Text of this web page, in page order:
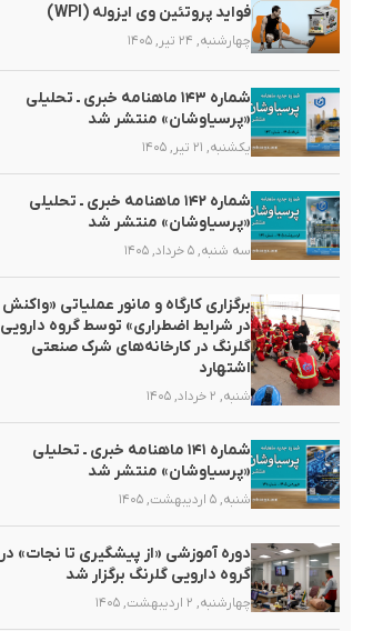
فواید پروتئین وی ایزوله (WPI)
چهارشنبه, ۲۴ تیر, ۱۴۰۵
شماره ۱۴۳ ماهنامه خبری ـ تحلیلی
«پرسیاوشان» منتشر شد
یکشنبه, ۲۱ تیر, ۱۴۰۵
شماره ۱۴۲ ماهنامه خبری ـ تحلیلی
«پرسیاوشان» منتشر شد
سه شنبه, ۵ خرداد, ۱۴۰۵
برگزاری کارگاه و مانور عملیاتی «واکنش
در شرایط اضطراری» توسط گروه دارویی
گلرنگ در کارخانه‌های شرک صنعتی
اشتهارد
شنبه, ۲ خرداد, ۱۴۰۵
شماره ۱۴۱ ماهنامه خبری ـ تحلیلی
«پرسیاوشان» منتشر شد
شنبه, ۵ اردیبهشت, ۱۴۰۵
دوره آموزشی «از پیشگیری تا نجات» در
گروه دارویی گلرنگ برگزار شد
چهارشنبه, ۲ اردیبهشت, ۱۴۰۵